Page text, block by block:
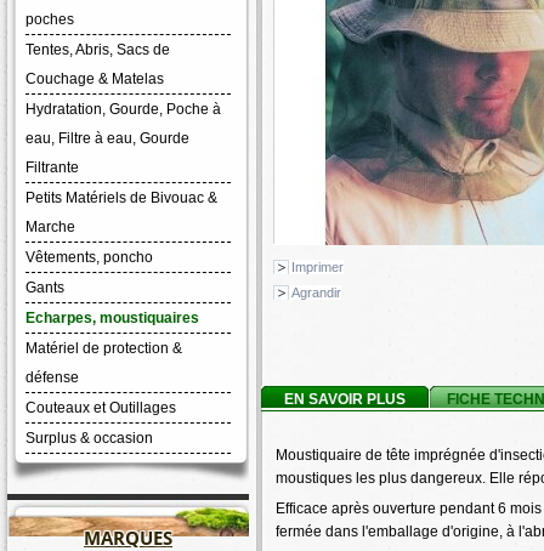
poches
Tentes, Abris, Sacs de
Couchage & Matelas
Hydratation, Gourde, Poche à
eau, Filtre à eau, Gourde
Filtrante
Petits Matériels de Bivouac &
Marche
Vêtements, poncho
Gants
Echarpes, moustiquaires
Matériel de protection &
défense
Couteaux et Outillages
Surplus & occasion
MARQUES
Imprimer
Agrandir
EN SAVOIR PLUS FICHE
Moustiquaire de tête imprégnée
moustiques les plus dangereux. Elle
Efficace après ouverture pendant 6
fermée dans l'emballage d'origine, à